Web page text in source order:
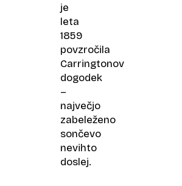
je
leta
1859
povzročila
Carringtonov
dogodek
–
največjo
zabeleženo
sončevo
nevihto
doslej.